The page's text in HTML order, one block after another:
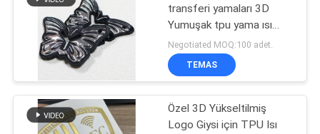
HAKKIMIZDA
FABRIKA
TURU
transferi yamaları 3D
Yumuşak tpu yama ısı
transferi Özel etiket
transferi tpu ısı giyim için
Negotiated MOQ:100 adet.
TEMAS
Özel 3D Yükseltilmiş
Logo Giysi için TPU Isı